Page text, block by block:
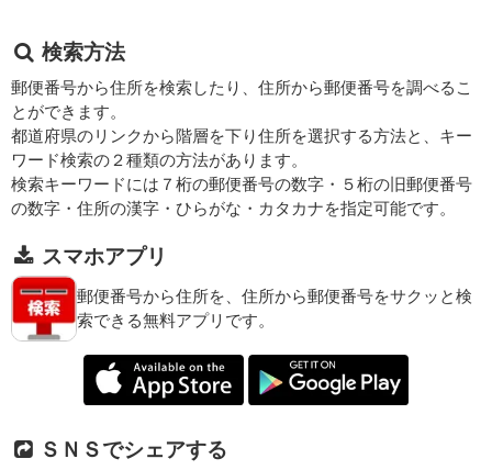
検索方法
郵便番号から住所を検索したり、住所から郵便番号を調べるこ
とができます。
都道府県のリンクから階層を下り住所を選択する方法と、キー
ワード検索の２種類の方法があります。
検索キーワードには７桁の郵便番号の数字・５桁の旧郵便番号
の数字・住所の漢字・ひらがな・カタカナを指定可能です。
スマホアプリ
郵便番号から住所を、住所から郵便番号をサクッと検
索できる無料アプリです。
ＳＮＳでシェアする